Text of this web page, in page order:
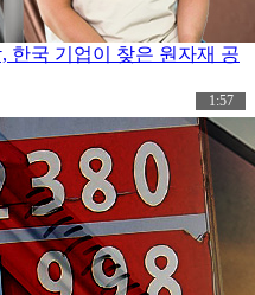
한국 기업이 찾은 원자재 공
1:57